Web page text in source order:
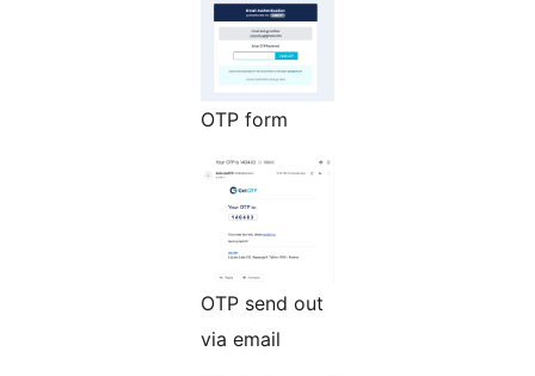
OTP form
OTP send out
via email